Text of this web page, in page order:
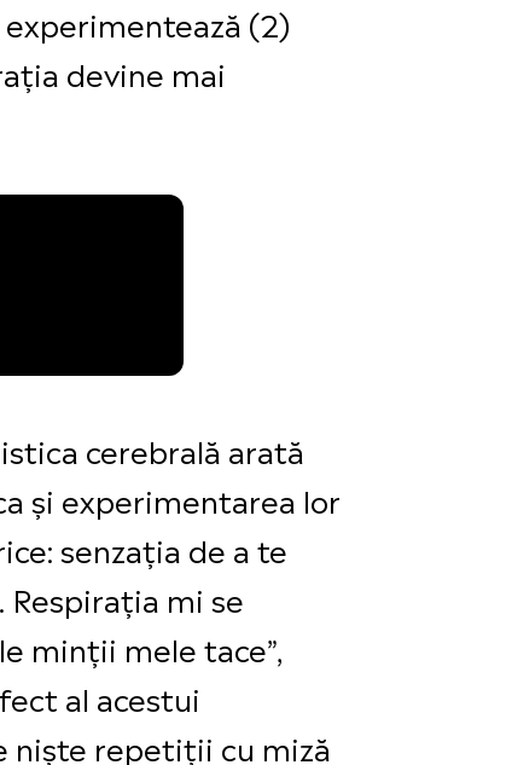
(2)
devine mai
cerebrală arată
și experimentarea lor
senzația de a te
mi se
minții mele tace”,
al acestui
niște repetiții cu miză